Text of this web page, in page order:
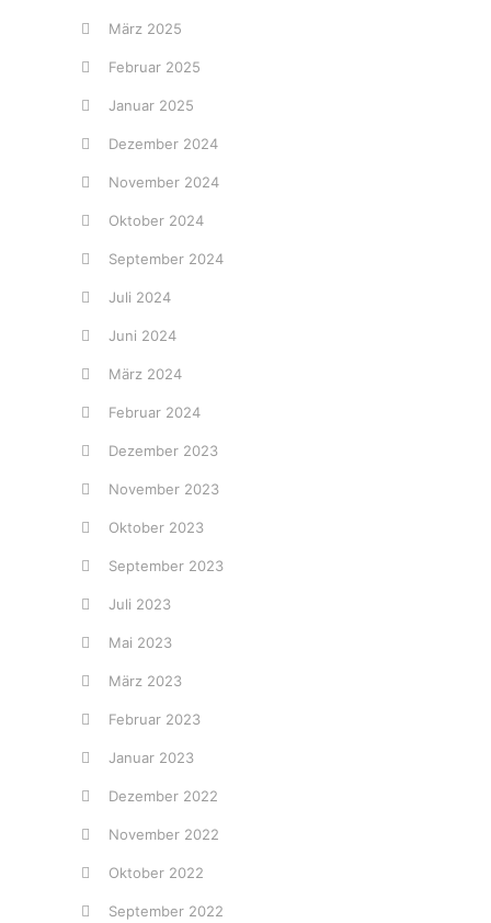
März 2025
Februar 2025
Januar 2025
Dezember 2024
November 2024
Oktober 2024
September 2024
Juli 2024
Juni 2024
März 2024
Februar 2024
Dezember 2023
November 2023
Oktober 2023
September 2023
Juli 2023
Mai 2023
März 2023
Februar 2023
Januar 2023
Dezember 2022
November 2022
Oktober 2022
September 2022